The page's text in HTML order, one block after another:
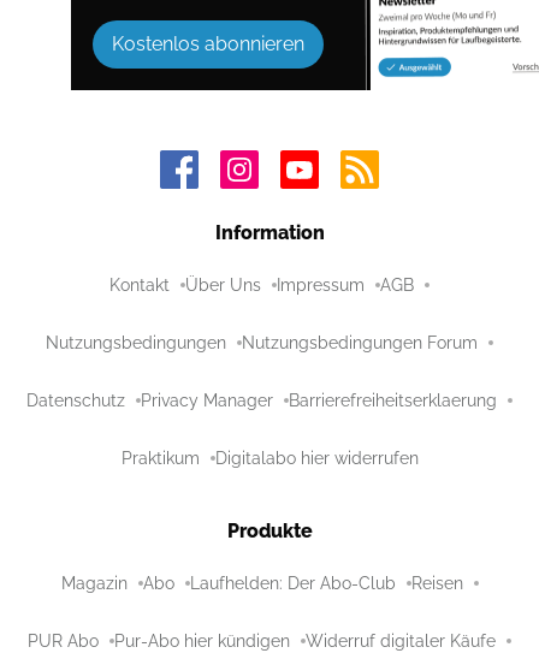
Kostenlos abonnieren
Information
Kontakt Über Uns Impressum AGB
Nutzungsbedingungen Nutzungsbedingungen Forum
Datenschutz Privacy Manager Barrierefreiheitserklaerung
Praktikum Digitalabo hier widerrufen
Produkte
Magazin Abo Laufhelden: Der Abo-Club Reisen
PUR Abo Pur-Abo hier kündigen Widerruf digitaler Käufe